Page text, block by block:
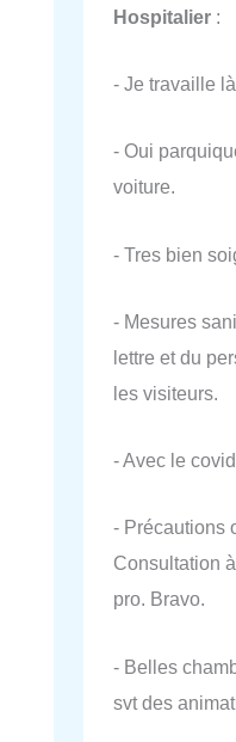
Hospitalier :
- Je travaille
- Oui
voiture.
- Tres bien
- Mesures
lettre et du
les visiteurs.
- Avec le
- Précautions
Consultation
pro. Bravo.
- Belles
svt des